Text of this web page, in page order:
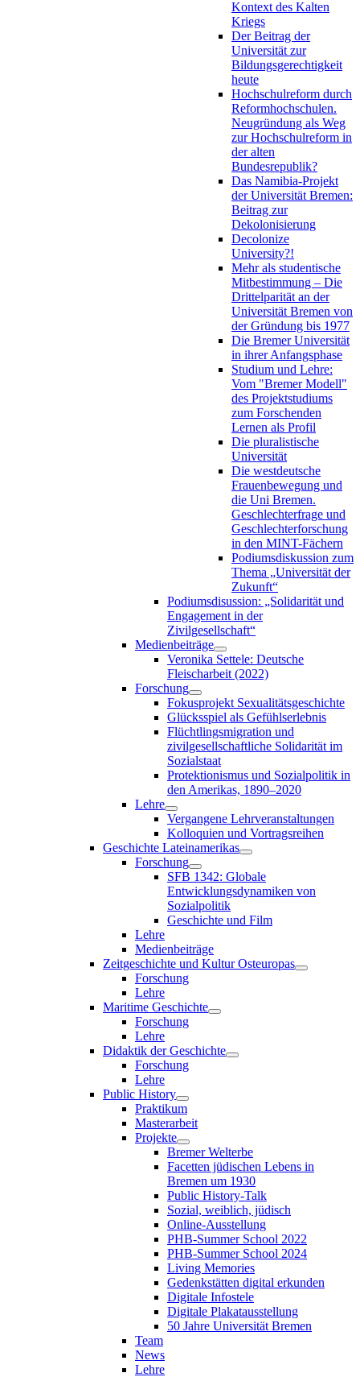
Kontext des Kalten
Kriegs
Der Beitrag der
Universität zur
Bildungsgerechtigkeit
heute
Hochschulreform durch
Reformhochschulen.
Neugründung als Weg
zur Hochschulreform in
der alten
Bundesrepublik?
Das Namibia-Projekt
der Universität Bremen:
Beitrag zur
Dekolonisierung
Decolonize
University?!
Mehr als studentische
Mitbestimmung – Die
Drittelparität an der
Universität Bremen von
der Gründung bis 1977
Die Bremer Universität
in ihrer Anfangsphase
Studium und Lehre:
Vom "Bremer Modell"
des Projektstudiums
zum Forschenden
Lernen als Profil
Die pluralistische
Universität
Die westdeutsche
Frauenbewegung und
die Uni Bremen.
Geschlechterfrage und
Geschlechterforschung
in den MINT-Fächern
Podiumsdiskussion zum
Thema „Universität der
Zukunft“
Podiumsdisussion: „Solidarität und
Engagement in der
Zivilgesellschaft“
Medienbeiträge
Veronika Settele: Deutsche
Fleischarbeit (2022)
Forschung
Fokusprojekt Sexualitätsgeschichte
Glücksspiel als Gefühlserlebnis
Flüchtlingsmigration und
zivilgesellschaftliche Solidarität im
Sozialstaat
Protektionismus und Sozialpolitik in
den Amerikas, 1890–2020
Lehre
Vergangene Lehrveranstaltungen
Kolloquien und Vortragsreihen
Geschichte Lateinamerikas
Forschung
SFB 1342: Globale
Entwicklungsdynamiken von
Sozialpolitik
Geschichte und Film
Lehre
Medienbeiträge
Zeitgeschichte und Kultur Osteuropas
Forschung
Lehre
Maritime Geschichte
Forschung
Lehre
Didaktik der Geschichte
Forschung
Lehre
Public History
Praktikum
Masterarbeit
Projekte
Bremer Welterbe
Facetten jüdischen Lebens in
Bremen um 1930
Public History-Talk
Sozial, weiblich, jüdisch
Online-Ausstellung
PHB-Summer School 2022
PHB-Summer School 2024
Living Memories
Gedenkstätten digital erkunden
Digitale Infostele
Digitale Plakatausstellung
50 Jahre Universität Bremen
Team
News
Lehre